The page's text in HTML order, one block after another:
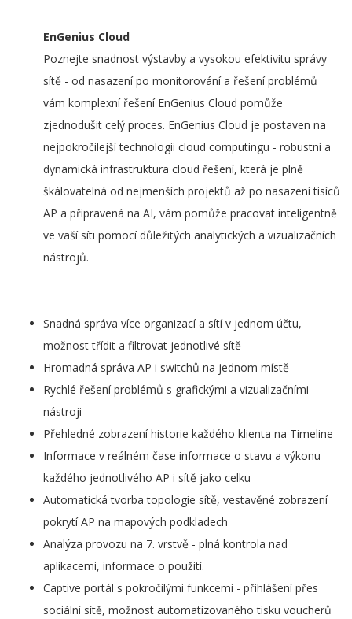
EnGenius Cloud
Poznejte snadnost výstavby a vysokou efektivitu správy
sítě - od nasazení po monitorování a řešení problémů
vám komplexní řešení EnGenius Cloud pomůže
zjednodušit celý proces. EnGenius Cloud je postaven na
nejpokročilejší technologii cloud computingu - robustní a
dynamická infrastruktura cloud řešení, která je plně
škálovatelná od nejmenších projektů až po nasazení tisíců
AP a připravená na AI, vám pomůže pracovat inteligentně
ve vaší síti pomocí důležitých analytických a vizualizačních
nástrojů.
Snadná správa více organizací a sítí v jednom účtu,
možnost třídit a filtrovat jednotlivé sítě
Hromadná správa AP i switchů na jednom místě
Rychlé řešení problémů s grafickými a vizualizačními
nástroji
Přehledné zobrazení historie každého klienta na Timeline
Informace v reálném čase informace o stavu a výkonu
každého jednotlivého AP i sítě jako celku
Automatická tvorba topologie sítě, vestavěné zobrazení
pokrytí AP na mapových podkladech
Analýza provozu na 7. vrstvě - plná kontrola nad
aplikacemi, informace o použití.
Captive portál s pokročilými funkcemi - přihlášení přes
sociální sítě, možnost automatizovaného tisku voucherů